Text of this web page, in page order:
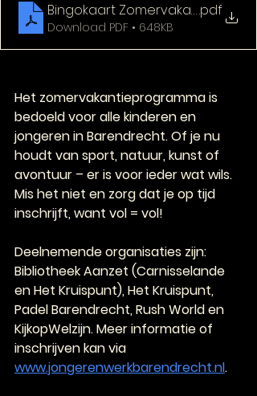
Bingokaart Zomervakantie 2025
.pdf
Download PDF • 648KB
Het zomervakantieprogramma is
bedoeld voor alle kinderen en
jongeren in Barendrecht. Of je nu
houdt van sport, natuur, kunst of
avontuur – er is voor ieder wat wils.
Mis het niet en zorg dat je op tijd
inschrijft, want vol = vol!
Deelnemende organisaties zijn:
Bibliotheek Aanzet (Carnisselande
en Het Kruispunt), Het Kruispunt,
Padel Barendrecht, Rush World en
KijkopWelzijn. Meer informatie of
inschrijven kan via
www.jongerenwerkbarendrecht.nl.